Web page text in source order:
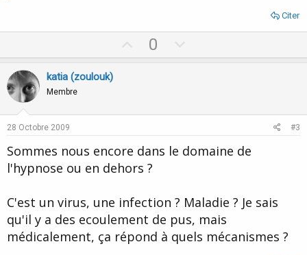
Citer
p
t
0
o
v
e
katia (zoulouk)
Membre
28 Octobre 2009 #3
Sommes nous encore dans le domaine de
l'hypnose ou en dehors ?
C'est un virus, une infection ? Maladie ? Je sais
qu'il y a des ecoulement de pus, mais
médicalement, ça répond à quels mécanismes ?